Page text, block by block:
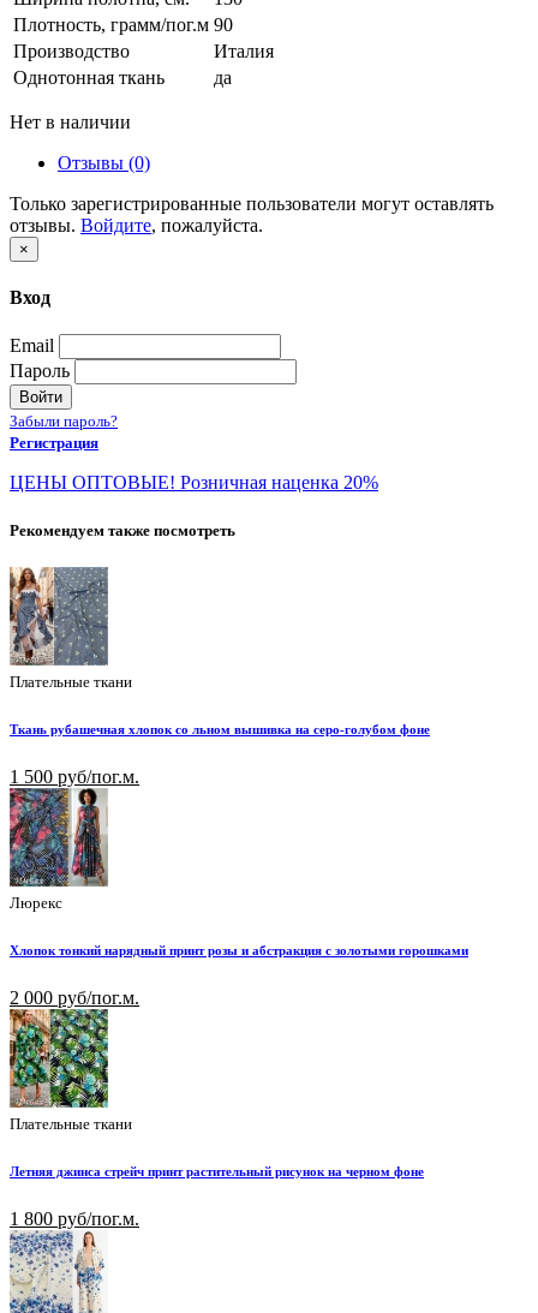
Плотность, грамм/пог.м 90
Производство
Италия
Однотонная ткань
да
Нет в наличии
Отзывы (0)
Только зарегистрированные пользователи могут оставлять
отзывы. Войдите, пожалуйста.
×
Вход
Email
Пароль
Войти
Забыли пароль?
Регистрация
ЦЕНЫ ОПТОВЫЕ! Розничная наценка 20%
Рекомендуем также посмотреть
Плательные ткани
Ткань рубашечная хлопок со льном вышивка на серо-голубом фоне
1 500 руб/пог.м.
Люрекс
Хлопок тонкий нарядный принт розы и абстракция с золотыми горошками
2 000 руб/пог.м.
Плательные ткани
Летняя джинса стрейч принт растительный рисунок на черном фоне
1 800 руб/пог.м.